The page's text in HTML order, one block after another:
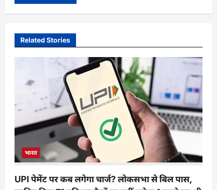
Related Stories
भारत
UPI पेमेंट पर कब लगेगा चार्ज? लोकसभा से बिल पास,